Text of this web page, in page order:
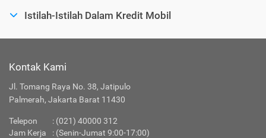
Istilah-Istilah Dalam Kredit Mobil
Kontak Kami
Jl. Tomang Raya No. 38, Jatipulo
Palmerah, Jakarta Barat 11430
Telepon : (021) 40000 312
Jam Kerja
: (Senin-Jumat 9:00-17:00)